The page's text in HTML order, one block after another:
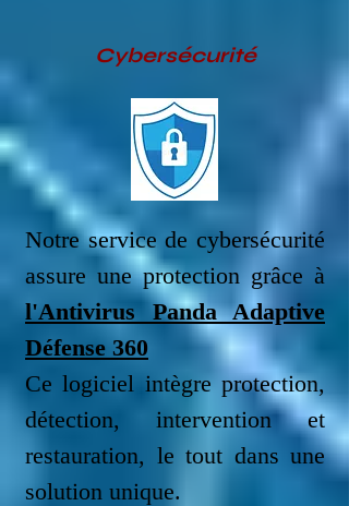
Cybersécurité
Notre service de cybersécurité
assure une protection grâce à
l'Antivirus Panda Adaptive
Défense 360
Ce logiciel intègre protection,
détection, intervention et
restauration, le tout dans une
solution unique.